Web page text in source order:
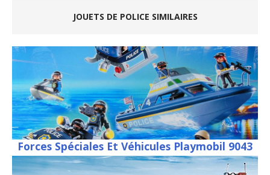
JOUETS DE POLICE SIMILAIRES
Forces Spéciales Et Véhicules Playmobil 9043